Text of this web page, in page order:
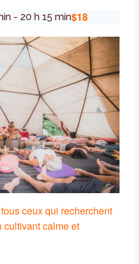
- 20 h 15 min$18
ceux qui recherchent
cultivant calme et